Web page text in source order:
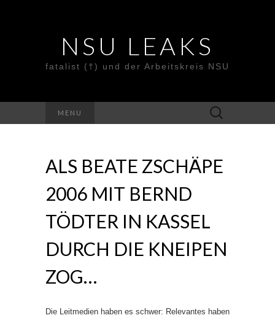
NSU LEAKS
fatalist (†) und der Arbeitskreis NSU
MENU
Suche
nach:
ALS BEATE ZSCHÄPE
2006 MIT BERND
TÖDTER IN KASSEL
DURCH DIE KNEIPEN
ZOG…
Die Leitmedien haben es schwer: Relevantes haben